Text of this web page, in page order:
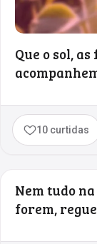
Que o sol,
10 curtidas
Nem tudo
forem,